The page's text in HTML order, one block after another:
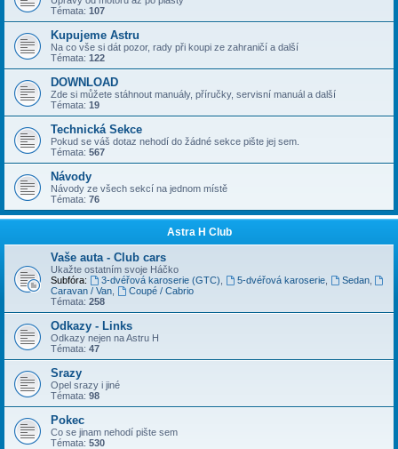
Témata: 107
Kupujeme Astru
Na co vše si dát pozor, rady při koupi ze zahraničí a další
Témata: 122
DOWNLOAD
Zde si můžete stáhnout manuály, příručky, servisní manuál a další
Témata: 19
Technická Sekce
Pokud se váš dotaz nehodí do žádné sekce pište jej sem.
Témata: 567
Návody
Návody ze všech sekcí na jednom místě
Témata: 76
Astra H Club
Vaše auta - Club cars
Ukažte ostatním svoje Háčko
Subfóra:
3-dvéřová karoserie (GTC) 5-dvéřová karoserie, Sedan,
Caravan / Van
Coupé / Cabrio
Témata: 258
Odkazy - Links
Odkazy nejen na Astru H
Témata: 47
Srazy
Opel srazy i jiné
Témata: 98
Pokec
Co se jinam nehodí pište sem
Témata: 530